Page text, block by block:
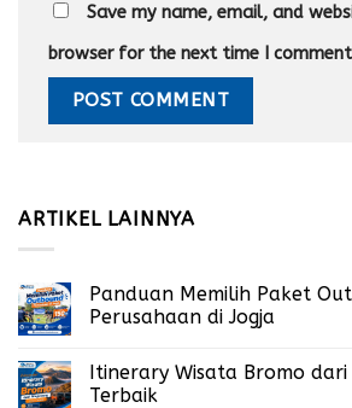
Save my name, email, and
browser for the next time I
ARTIKEL LAINNYA
Panduan Memilih Paket
Perusahaan di Jogja
Itinerary Wisata Bromo
Terbaik